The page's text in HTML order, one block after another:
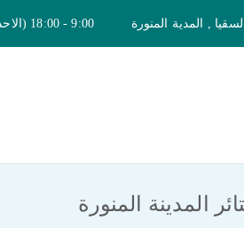
, المدية المنورة
المدينة المنورة